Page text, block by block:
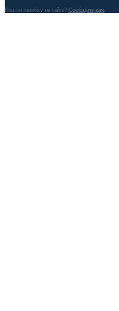
Нашли ошибку на сайте? Сообщите нам